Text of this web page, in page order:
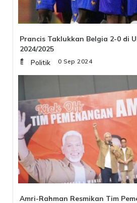
Prancis Taklukkan Belgia 2-0 di
2024/2025
Selasa, 10 Sep 2024
Politik
Amri-Rahman Resmikan Tim